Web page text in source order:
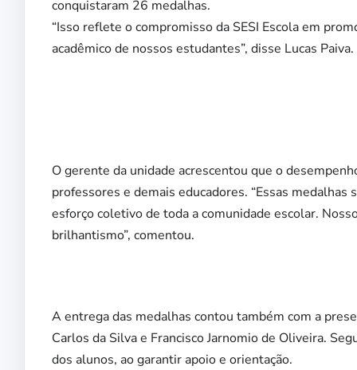
conquistaram 26 medalhas.
“Isso reflete o compromisso da SESI Escola em
acadêmico de nossos estudantes”, disse Lucas Paiva.
O gerente da unidade acrescentou que o
professores e demais educadores. “Essas
esforço coletivo de toda a comunidade escolar.
brilhantismo”, comentou.
A entrega das medalhas contou também com a
Carlos da Silva e Francisco Jarnomio de Oliveira.
dos alunos, ao garantir apoio e orientação.